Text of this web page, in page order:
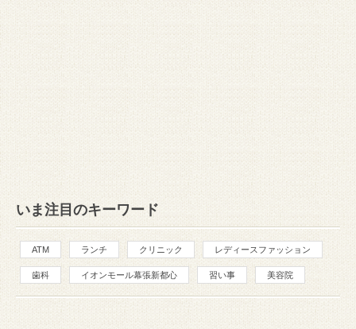
いま注目のキーワード
ATM ランチ クリニック レディースファッション
歯科 イオンモール幕張新都心 習い事 美容院